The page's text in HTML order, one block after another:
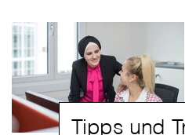
Tipps und